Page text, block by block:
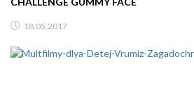
18.05.2017